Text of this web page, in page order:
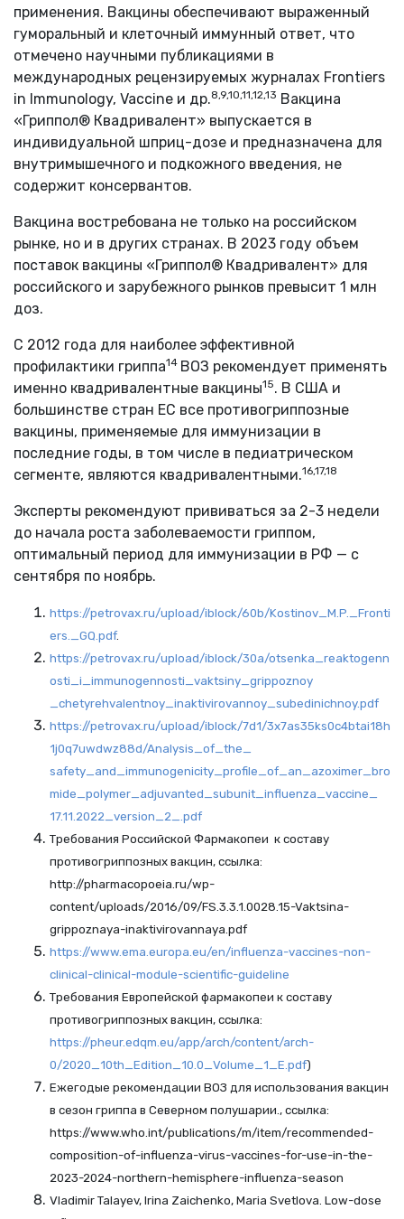
применения. Вакцины обеспечивают выраженный
гуморальный и клеточный иммунный ответ, что
отмечено научными публикациями в
международных рецензируемых журналах Frontiers
in Immunology, Vaccine и др.8,9,10,11,12,13 Вакцина
«Гриппол® Квадривалент» выпускается в
индивидуальной шприц-дозе и предназначена для
внутримышечного и подкожного введения, не
содержит консервантов.
Вакцина востребована не только на российском
рынке, но и в других странах. В 2023 году объем
поставок вакцины «Гриппол® Квадривалент» для
российского и зарубежного рынков превысит 1 млн
доз.
С 2012 года для наиболее эффективной
профилактики гриппа14 ВОЗ рекомендует применять
именно квадривалентные вакцины15. В США и
большинстве стран ЕС все противогриппозные
вакцины, применяемые для иммунизации в
последние годы, в том числе в педиатрическом
сегменте, являются квадривалентными.16,17,18
Эксперты рекомендуют прививаться за 2-3 недели
до начала роста заболеваемости гриппом,
оптимальный период для иммунизации в РФ — с
сентября по ноябрь.
https://petrovax.ru/upload/iblock/60b/Kostinov_M.P._Fronti
ers._GQ.pdf.
https://petrovax.ru/upload/iblock/30a/otsenka_reaktogenn
osti_i_immunogennosti_vaktsiny_grippoznoy
_chetyrehvalentnoy_inaktivirovannoy_subedinichnoy.pdf
https://petrovax.ru/upload/iblock/7d1/3x7as35ks0c4btai18h
1j0q7uwdwz88d/Analysis_of_the_
safety_and_immunogenicity_profile_of_an_azoximer_bro
mide_polymer_adjuvanted_subunit_influenza_vaccine_
17.11.2022_version_2_.pdf
Требования Российской Фармакопеи к составу
противогриппозных вакцин, ссылка:
http://pharmacopoeia.ru/wp-
content/uploads/2016/09/FS.3.3.1.0028.15-Vaktsina-
grippoznaya-inaktivirovannaya.pdf
https://www.ema.europa.eu/en/influenza-vaccines-non-
clinical-clinical-module-scientific-guideline
Требования Европейской фармакопеи к составу
противогриппозных вакцин, ссылка:
https://pheur.edqm.eu/app/arch/content/arch-
0/2020_10th_Edition_10.0_Volume_1_E.pdf)
Ежегодые рекомендации ВОЗ для использования вакцин
в сезон гриппа в Северном полушарии., ссылка:
https://www.who.int/publications/m/item/recommended-
composition-of-influenza-virus-vaccines-for-use-in-the-
2023-2024-northern-hemisphere-influenza-season
Vladimir Talayev, Irina Zaichenko, Maria Svetlova. Low-dose